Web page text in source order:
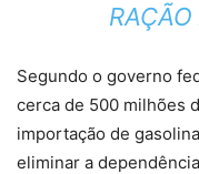
Segundo o governo
cerca de 500 milhões
importação de gasolina
eliminar a